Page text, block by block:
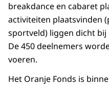
breakdance en cabaret
activiteiten plaatsvinden
sportveld) liggen dicht bij
De 450 deelnemers
voeren.
Het Oranje Fonds is